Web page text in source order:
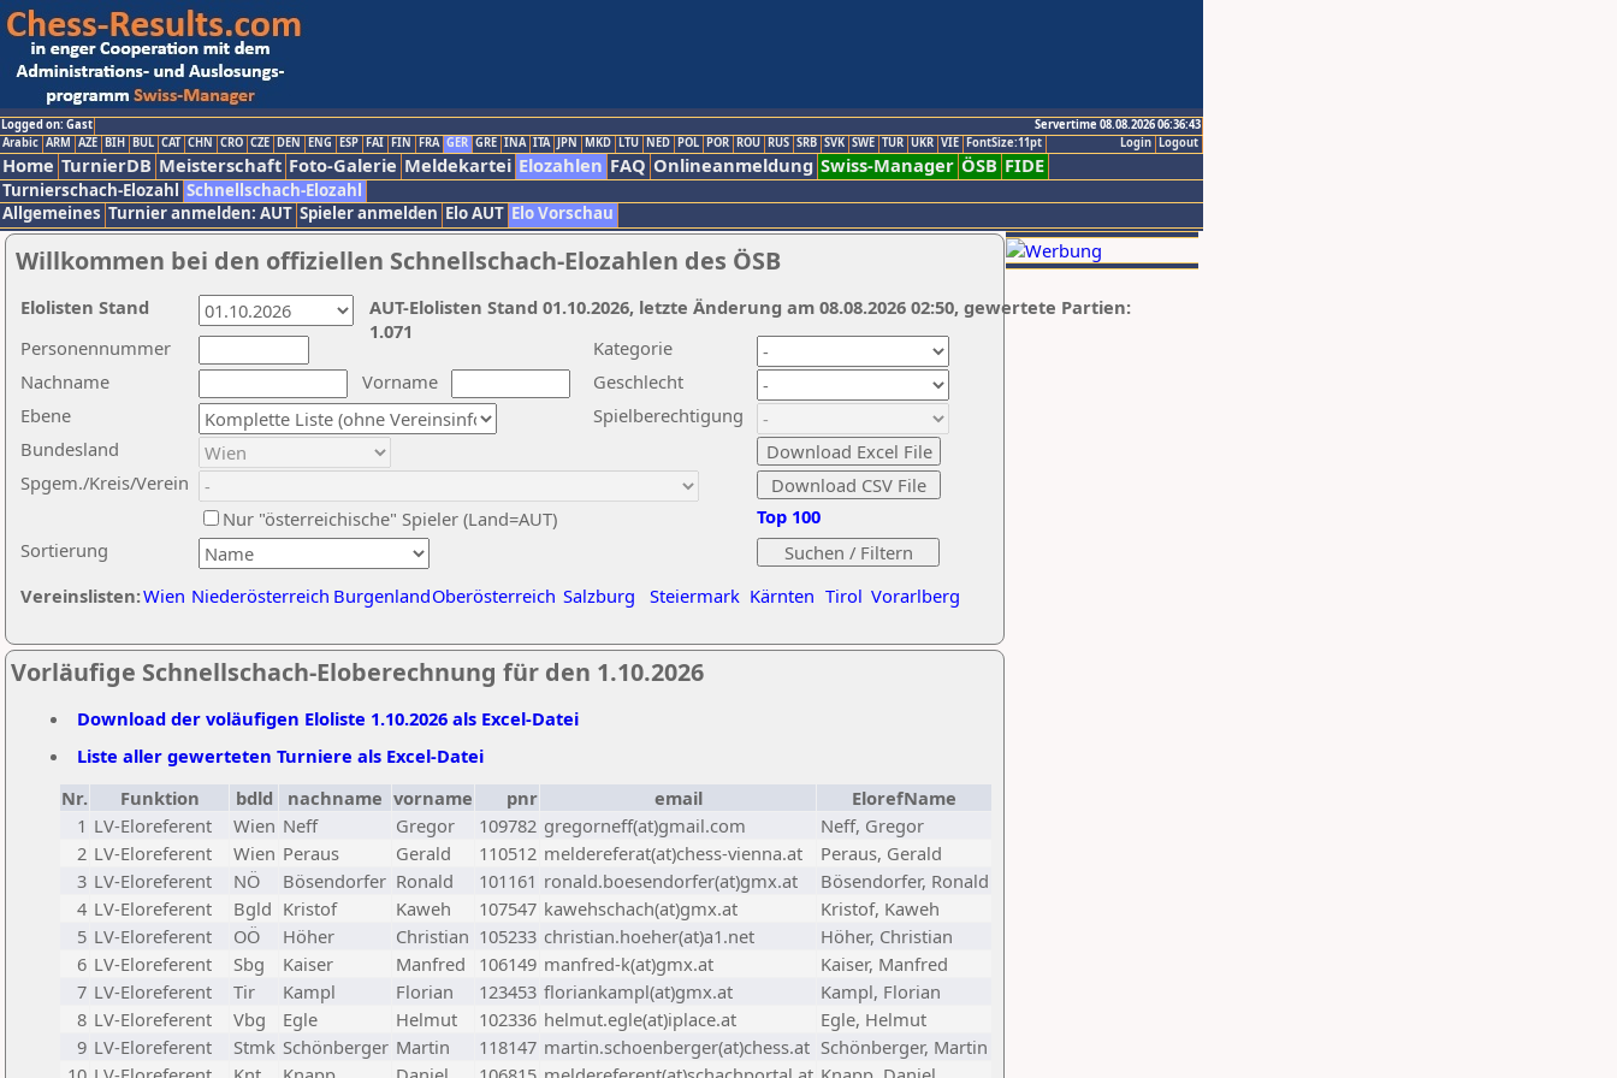
Logged on: Gast
Servertime 08.08.2026 06:36:43
Logout
Login
Arabic ARM AZE BIH BUL CAT CHN CRO CZE DEN ENG ESP FAI FIN FRA GER GRE INA ITA JPN MKD LTU NED POL POR ROU RUS SRB SVK SWE TUR UKR VIE FontSize:11pt
Home TurnierDB Meisterschaft Foto-Galerie Meldekartei Elozahlen FAQ Onlineanmeldung Swiss-Manager ÖSB FIDE
Turnierschach-Elozahl Schnellschach-Elozahl
Allgemeines Turnier anmelden: AUT Spieler anmelden Elo AUT Elo Vorschau
Willkommen bei den offiziellen Schnellschach-Elozahlen des ÖSB
Nachname
Vorname
Ebene
Kategorie
Sortierung
Personennummer
Bundesland
Spgem./Kreis/Verein
Geschlecht
Nur "österreichische" Spieler (Land=AUT)
Spielberechtigung
Vereinslisten:Wien Niederösterreich BurgenlandOberösterreich Salzburg Steiermark Kärnten Tirol Vorarlberg
Top 100
AUT-Elolisten Stand 01.10.2026, letzte Änderung am 08.08.2026 02:50, gewertete Partien:
1.071
Elolisten Stand
Vorläufige Schnellschach-Eloberechnung für den 1.10.2026
Download der voläufigen Eloliste 1.10.2026 als Excel-Datei
Liste aller gewerteten Turniere als Excel-Datei
Nr.
Funktion bdld nachname vorname pnr email
ElorefName
1 LV-Eloreferent Wien Neff Gregor 109782 gregorneff(at)gmail.com
Neff, Gregor
2 LV-Eloreferent Wien Peraus Gerald 110512 meldereferat(at)chess-vienna.at
Peraus, Gerald
3 LV-Eloreferent NÖ Bösendorfer Ronald 101161 ronald.boesendorfer(at)gmx.at
Bösendorfer, Ronald
4 LV-Eloreferent Bgld Kristof Kaweh 107547 kawehschach(at)gmx.at
Kristof, Kaweh
5 LV-Eloreferent OÖ Höher Christian 105233 christian.hoeher(at)a1.net
Höher, Christian
6 LV-Eloreferent Sbg Kaiser Manfred 106149 manfred-k(at)gmx.at
Kaiser, Manfred
7 LV-Eloreferent Tir Kampl Florian 123453 floriankampl(at)gmx.at
Kampl, Florian
8 LV-Eloreferent Vbg Egle Helmut 102336 helmut.egle(at)iplace.at
Egle, Helmut
9 LV-Eloreferent Stmk Schönberger Martin 118147 martin.schoenberger(at)chess.at Schönberger, Martin